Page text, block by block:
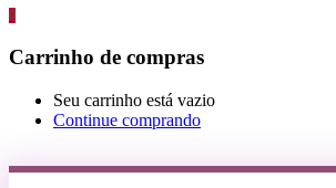
0
Carrinho de compras
Seu carrinho está vazio
Continue comprando